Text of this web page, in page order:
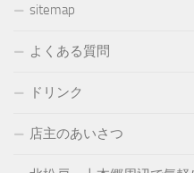
sitemap
よくある質問
ドリンク
店主のあいさつ